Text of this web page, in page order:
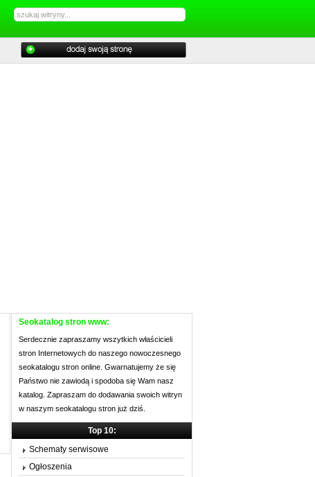
Seokatalog stron www:
Serdecznie zapraszamy wszytkich właścicieli
stron Internetowych do naszego nowoczesnego
seokatalogu stron online. Gwarnatujemy że się
Państwo nie zawiodą i spodoba się Wam nasz
katalog. Zapraszam do dodawania swoich witryn
w naszym seokatalogu stron już dziś.
Top 10:
Schematy serwisowe
Ogłoszenia